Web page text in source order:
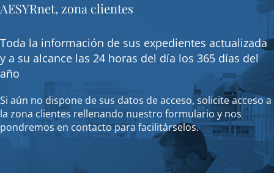
AESYRnet, zona clientes
Toda la información de sus expedientes actualizada
y a su alcance las 24 horas del día los 365 días del
año
Si aún no dispone de sus datos de acceso, solicite acceso a
la zona clientes rellenando nuestro formulario y nos
pondremos en contacto para facilitárselos.